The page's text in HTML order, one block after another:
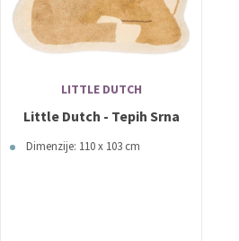
LITTLE DUTCH
Little Dutch - Tepih Srna
Dimenzije: 110 x 103 cm